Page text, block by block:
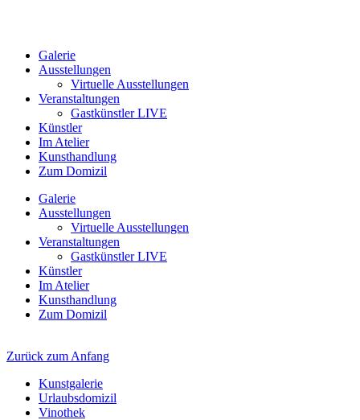
Galerie
Ausstellungen
Virtuelle Ausstellungen
Veranstaltungen
Gastkünstler LIVE
Künstler
Im Atelier
Kunsthandlung
Zum Domizil
Galerie
Ausstellungen
Virtuelle Ausstellungen
Veranstaltungen
Gastkünstler LIVE
Künstler
Im Atelier
Kunsthandlung
Zum Domizil
Zurück zum Anfang
Kunstgalerie
Urlaubsdomizil
Vinothek